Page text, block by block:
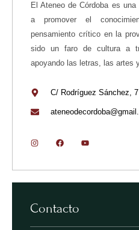
El Ateneo de Córdoba es
a promover el
pensamiento crítico en la
sido un faro de cultura a
apoyando las letras, las artes
C/ Rodríguez Sánchez,
Contacto